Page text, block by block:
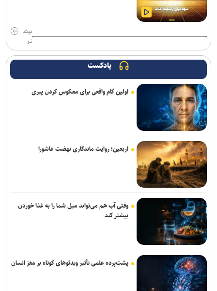
دانشجوی دانشگاه آزاد شهرضا مدال برنر مسابقات دوومیدانی بین‌المللی
رشد ۱۲۴ درصدی اعزام زائران اربعین از استان سمنا
بیش
تر
پادکست
اولین گام واقعی برای معکوس کردن پیری
اربعین؛ روایت ماندگاری نهضت عاشورا
وقتی آب هم می‌تواند میل شما را به غذا خوردن
بیشتر کند
پشت‌پرده علمی تأثیر ویدئو‌های کوتاه بر مغز انسان